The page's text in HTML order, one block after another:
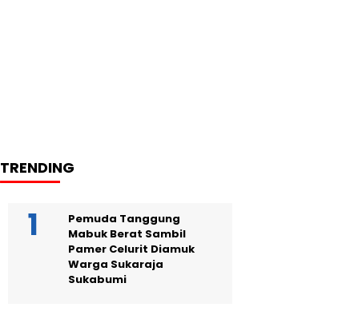
TRENDING
Pemuda Tanggung
Mabuk Berat Sambil
Pamer Celurit Diamuk
Warga Sukaraja
Sukabumi